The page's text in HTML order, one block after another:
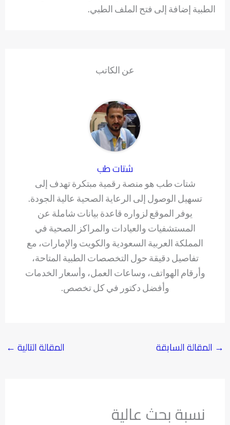
الطبية إضافة إلى فتح الملف الطبي.
عن الكاتب
شتات طب
شتات طب هو منصة رقمية مبتكرة تهدف إلى
تسهيل الوصول إلى الرعاية الصحية عالية الجودة.
يوفر الموقع لزواره قاعدة بيانات شاملة عن
المستشفيات والعيادات والمراكز الصحية في
المملكة العربية السعودية والكويت والإمارات، مع
تفاصيل دقيقة حول التخصصات الطبية المتاحة،
وأرقام الهواتف، وساعات العمل، وأسعار الخدمات
وأفضل دكتور في كل تخصص.
→ المقالة السابقة المقالة التالية ←
نسبة بحث عالية